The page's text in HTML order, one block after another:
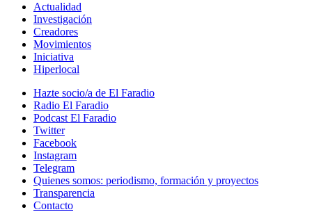
Actualidad
Investigación
Creadores
Movimientos
Iniciativa
Hiperlocal
Hazte socio/a de El Faradio
Radio El Faradio
Podcast El Faradio
Twitter
Facebook
Instagram
Telegram
Quienes somos: periodismo, formación y proyectos
Transparencia
Contacto